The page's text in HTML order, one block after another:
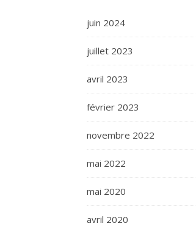
juin 2024
juillet 2023
avril 2023
février 2023
novembre 2022
mai 2022
mai 2020
avril 2020